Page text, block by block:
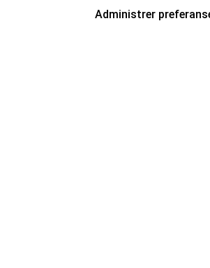
Administrer